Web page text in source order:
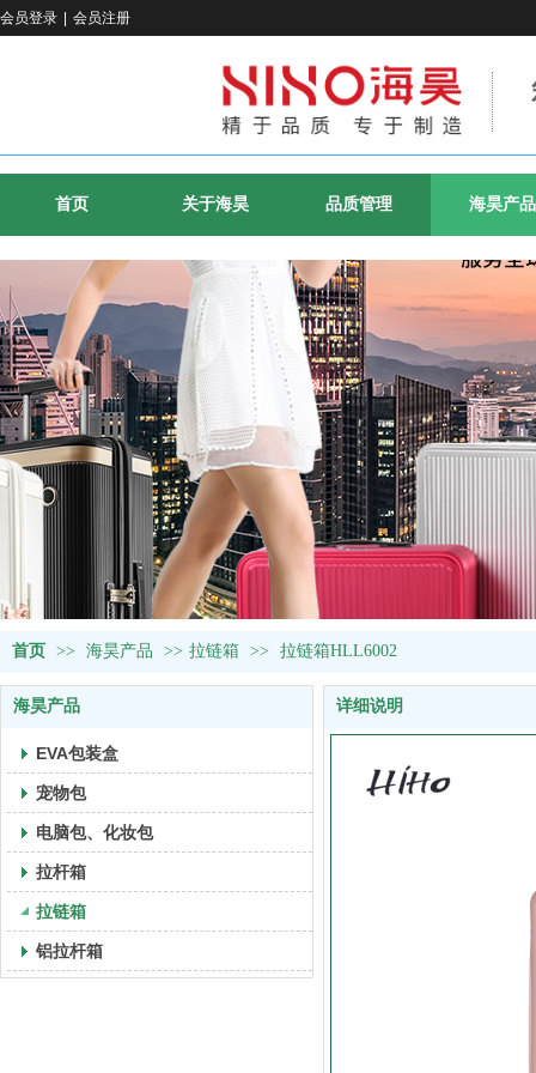
首页 关于海昊 品质管理 海昊产品
会员登录 会员注册
首页 >> 海昊产品 >> 拉链箱 >> 拉链箱HLL6002
海昊产品
EVA包装盒
宠物包
电脑包、化妆包
拉杆箱
拉链箱
铝拉杆箱
详细说明